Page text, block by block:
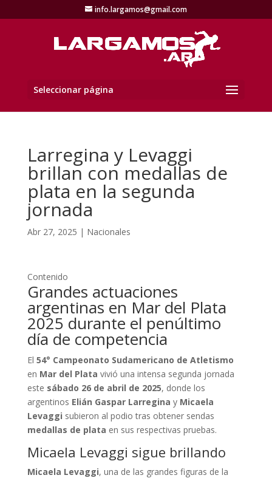
info.largamos@gmail.com
Seleccionar página
Larregina y Levaggi
brillan con medallas de
plata en la segunda
jornada
Abr 27, 2025 | Nacionales
Contenido
Grandes actuaciones
argentinas en Mar del Plata
2025 durante el penúltimo
día de competencia
El 54° Campeonato Sudamericano de Atletismo
en Mar del Plata vivió una intensa segunda jornada
este sábado 26 de abril de 2025, donde los
argentinos Elián Gaspar Larregina y Micaela
Levaggi subieron al podio tras obtener sendas
medallas de plata en sus respectivas pruebas.
Micaela Levaggi sigue brillando
Micaela Levaggi, una de las grandes figuras de la